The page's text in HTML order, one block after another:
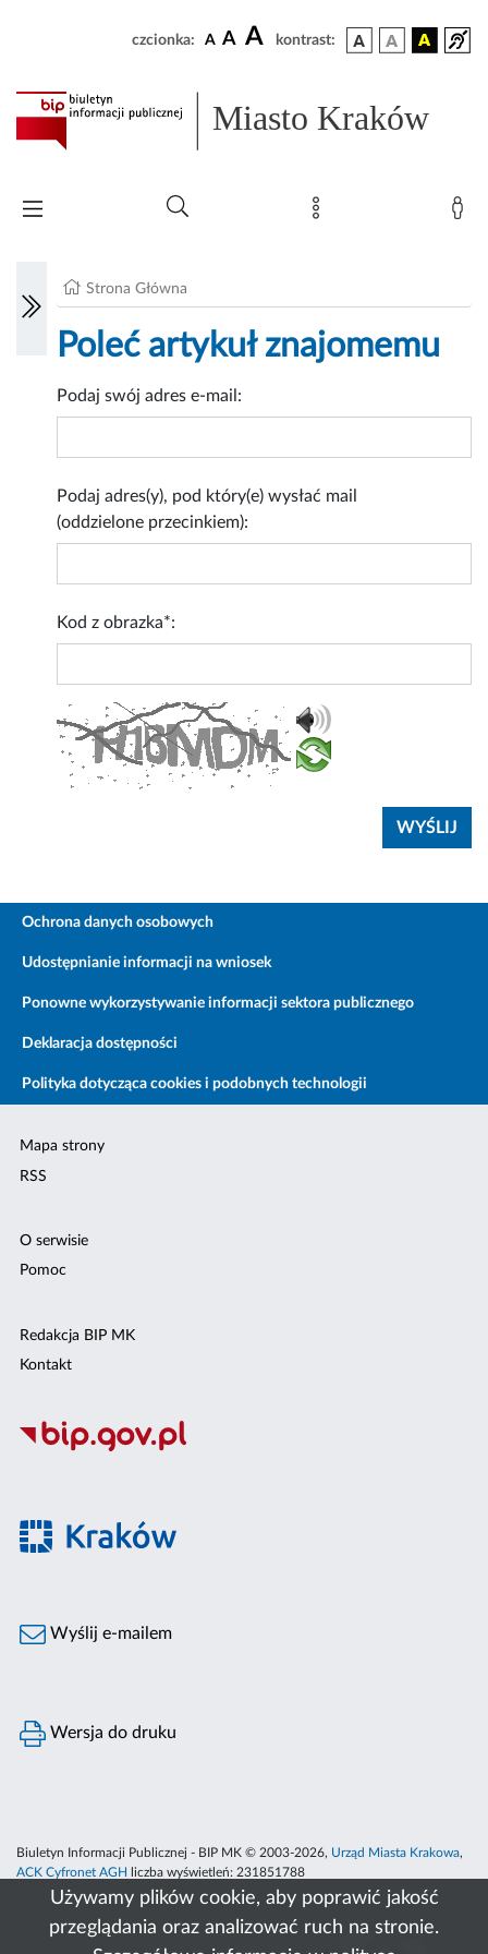
Używamy plików cookie, aby poprawić jakość
przeglądania oraz analizować ruch na stronie.
czcionka: A A A kontrast:
Miasto Kraków
Strona Główna
Poleć artykuł znajomemu
Podaj swój adres e-mail:
Podaj adres(y), pod który(e) wysłać mail
(oddzielone przecinkiem):
Kod z obrazka*:
Ochrona danych osobowych
Udostępnianie informacji na wniosek
Ponowne wykorzystywanie informacji sektora publicznego
Deklaracja dostępności
Polityka dotycząca cookies i podobnych technologii
Mapa strony
RSS
O serwisie
Pomoc
Redakcja BIP MK
Kontakt
Wyślij e-mailem
Wersja do druku
Biuletyn Informacji Publicznej - BIP MK © 2003-2026, Urząd Miasta Krakowa,
ACK Cyfronet AGH
liczba wyświetleń: 231851788